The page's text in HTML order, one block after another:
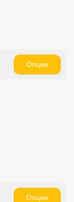
Опции
Опции